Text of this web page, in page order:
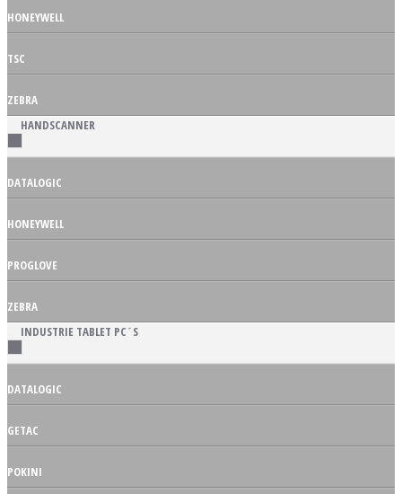
HONEYWELL
TSC
ZEBRA
HANDSCANNER
DATALOGIC
HONEYWELL
PROGLOVE
ZEBRA
INDUSTRIE TABLET PC´S
DATALOGIC
GETAC
POKINI